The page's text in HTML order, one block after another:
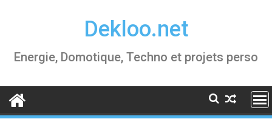
Dekloo.net
Energie, Domotique, Techno et projets perso